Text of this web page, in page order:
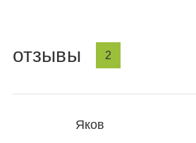
отзывы 2
Яков